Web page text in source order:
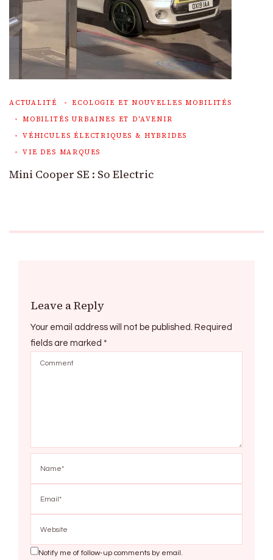
ACTUALITÉ
ECOLOGIE ET NOUVELLES MOBILITÉS
MOBILITÉS URBAINES ET D'AVENIR
VÉHICULES ÉLECTRIQUES & HYBRIDES
VIE DES MARQUES
Mini Cooper SE : So Electric
Leave a Reply
Your email address will not be published. Required
fields are marked *
Notify me of follow-up comments by email.